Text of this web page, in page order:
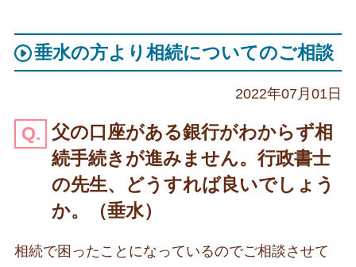
垂水の方より相続についてのご相談
2022年07月01日
父の口座がある銀行がわからず相
続手続きが進みません。行政書士
の先生、どうすれば良いでしょう
か。（垂水）
相続で困ったことになっているのでご相談させて